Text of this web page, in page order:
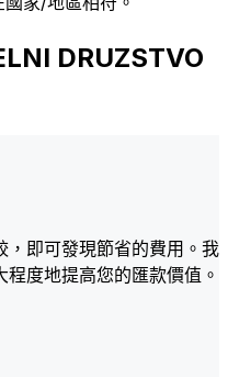
DRUZSTVO
，即可發現節省的費用。我
程度地提高您的匯款價值。